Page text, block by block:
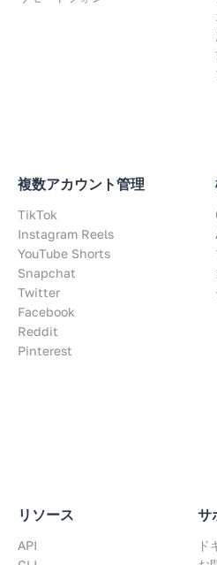
複数アカウント管理
TikTok
Instagram Reels
YouTube Shorts
Snapchat
Twitter
Facebook
Reddit
Pinterest
リソース
API
サ
ド